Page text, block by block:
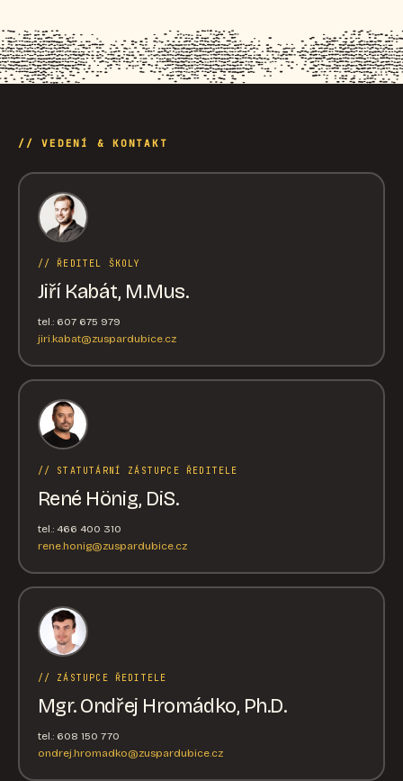
// VEDENÍ & KONTAKT
// ŘEDITEL ŠKOLY
Jiří Kabát, M.Mus.
tel.: 607 675 979
jiri.kabat@zuspardubice.cz
// STATUTÁRNÍ ZÁSTUPCE ŘEDITELE
René Hönig, DiS.
tel.: 466 400 310
rene.honig@zuspardubice.cz
// ZÁSTUPCE ŘEDITELE
Mgr. Ondřej Hromádko, Ph.D.
tel.: 608 150 770
ondrej.hromadko@zuspardubice.cz